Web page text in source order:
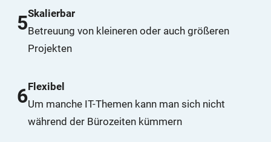
5Skalierbar
Betreuung von kleineren oder auch größeren
Projekten
6Flexibel
Um manche IT-Themen kann man sich nicht
während der Bürozeiten kümmern